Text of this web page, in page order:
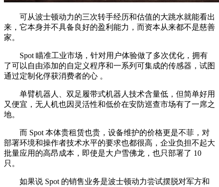
可从波士顿动力的三次转手经历和估值的大跳水就能看出
来，它本身并不具备良好的盈利能力，而资本从来都不是慈善
家。
Spot 瞄准工业市场，针对用户体验做了多次优化，拥有
了可以自由添加的自定义程序和一系列可集成的传感器，试图
通过定制化俘获消费者的心 。
单臂机器人、双足履带式机器人技术含量低，但简单好用
又便宜，无人机也因灵活性和低价在安防巡查市场有了一席之
地。
而 Spot 本体贵租赁也贵，设备维护的价格更是不菲，对
部署环境和操作者技术水平的要求也都很高，企业负担不起大
批量应用的高昂成本，即使是大户雪佛龙，也只部署了 10
只。
如果说 Spot 的销售业务是波士顿动力尝试摆脱对军方和